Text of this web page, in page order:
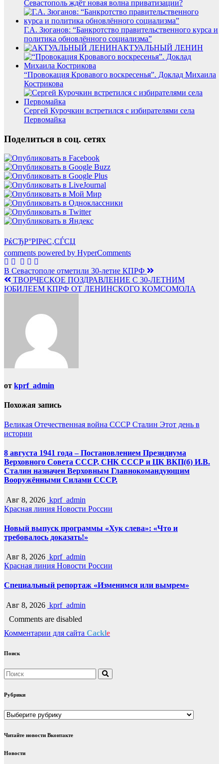
Севастополь ждёт новая волна приватизации?
Г.А. Зюганов: “Банкротство правительственного курса и
политика обновлённого социализма”
АКТУАЛЬНЫЙ ЛЕНИН
“Провокация Кровавого воскресенья”. Доклад Михаила
Кострикова
Сергей Курочкин встретился с избирателями села
Первомайка
Поделиться в соц. сетях
РќСЂР°РІРёС‚СЃСЏ
comments powered by HyperComments
Навигация
по
В Севастополе отметили 30-летие КПРФ
ТВОРЧЕСКОЕ ПОЗДРАВЛЕНИЕ С 30-ЛЕТНИМ
ЮБИЛЕЕМ КПРФ ОТ ЛЕНИНСКОГО КОМСОМОЛА
от kprf_admin
Похожая запись
Великая Отечественная война СССР Сталин Этот день в
истории
8 августа 1941 года – Постановлением Президиума
Верховного Совета СССР, СНК СССР и ЦК ВКП(б) И.В.
Сталин назначен Верховным Главнокомандующим
Вооружёнными Силами СССР.
Авг 8, 2026 kprf_admin
Красная линия Новости России
Новый выпуск программы «Хук слева»: «Что и
требовалось доказать!»
Авг 8, 2026 kprf_admin
Красная линия Новости России
Специальный репортаж «Изменимся или вымрем»
Авг 8, 2026 kprf_admin
Comments are disabled
Комментарии для сайта Cackle
Поиск
Рубрики
Рубрики
Читайте новости Вконтакте
Новости